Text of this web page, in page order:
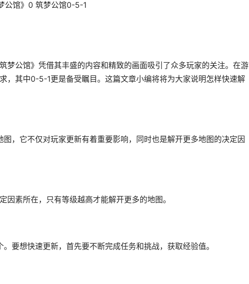
公馆》0 筑梦公馆0-5-1
梦公馆》凭借其丰盛的内容和精致的画面吸引了众多玩家的关注。在游
，其中0-5-1更是备受瞩目。这篇文章小编将将为大家说明怎样快速解
，它不仅对玩家更新有着重要影响，同时也是解开更多地图的决定因
因素所在，只有等级越高才能解开更多的地图。
要想快速更新，首先要不断完成任务和挑战，获取经验值。